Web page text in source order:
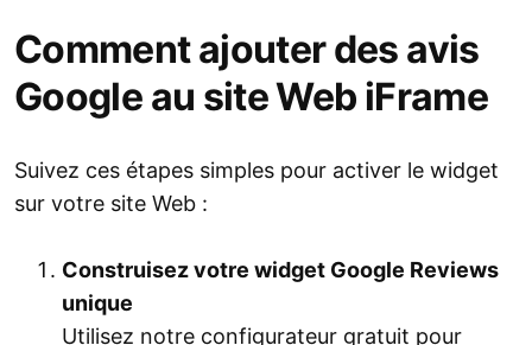
Comment ajouter des avis
Google au site Web iFrame
Suivez ces étapes simples pour activer le widget
sur votre site Web :
Construisez votre widget Google Reviews
unique
Utilisez notre configurateur gratuit pour